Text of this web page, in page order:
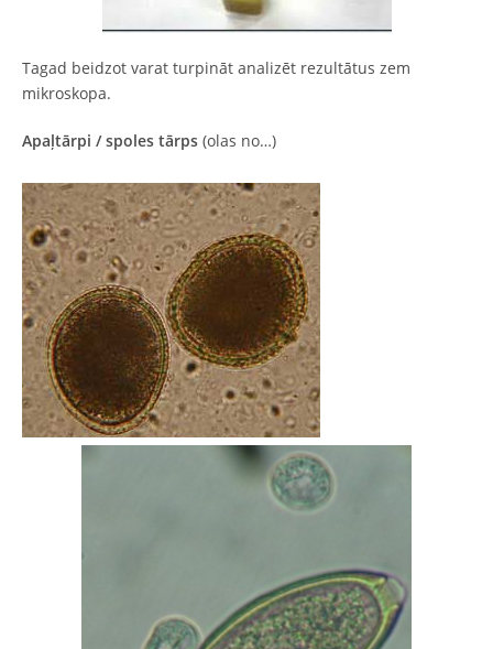
Tagad beidzot varat turpināt analizēt rezultātus zem
mikroskopa.
Apaļtārpi / spoles tārps (olas no…)